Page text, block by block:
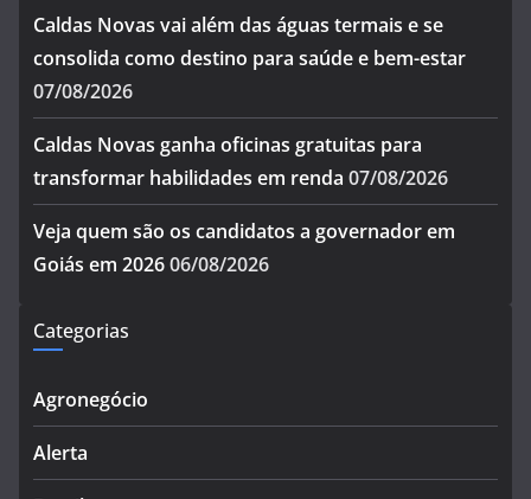
Caldas Novas vai além das águas termais e se
consolida como destino para saúde e bem-estar
07/08/2026
Caldas Novas ganha oficinas gratuitas para
transformar habilidades em renda 07/08/2026
Veja quem são os candidatos a governador em
Goiás em 202606/08/2026
Categorias
Agronegócio
Alerta